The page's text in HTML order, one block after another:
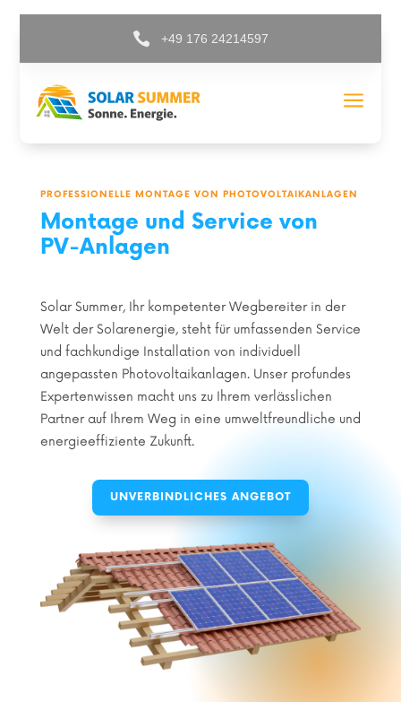
 +49 176 24214597
a
PROFESSIONELLE MONTAGE VON PHOTOVOLTAIKANLAGEN
Montage und Service von
PV-Anlagen
Solar Summer, Ihr kompetenter Wegbereiter in der
Welt der Solarenergie, steht für umfassenden Service
und fachkundige Installation von individuell
angepassten Photovoltaikanlagen. Unser profundes
Expertenwissen macht uns zu Ihrem verlässlichen
Partner auf Ihrem Weg in eine umweltfreundliche und
energieeffiziente Zukunft.
UNVERBINDLICHES ANGEBOT